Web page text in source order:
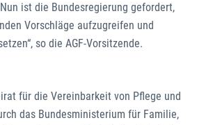
ist die Bundesregierung gefordert,
Vorschläge aufzugreifen und
so die AGF-Vorsitzende.
für die Vereinbarkeit von Pflege und
das Bundesministerium für Familie,